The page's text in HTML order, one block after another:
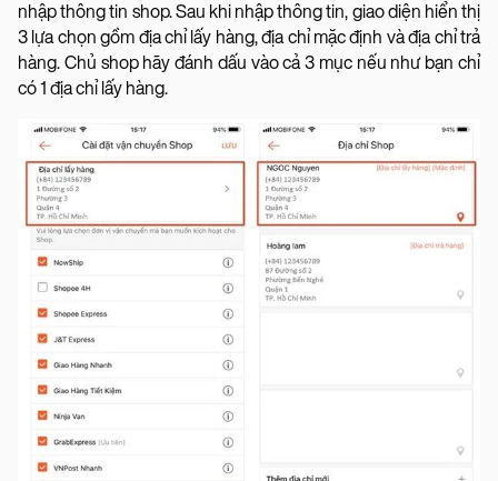
nhập thông tin shop. Sau khi nhập thông tin, giao diện hiển thị
3 lựa chọn gồm địa chỉ lấy hàng, địa chỉ mặc định và địa chỉ trả
hàng. Chủ shop hãy đánh dấu vào cả 3 mục nếu như bạn chỉ
có 1 địa chỉ lấy hàng.